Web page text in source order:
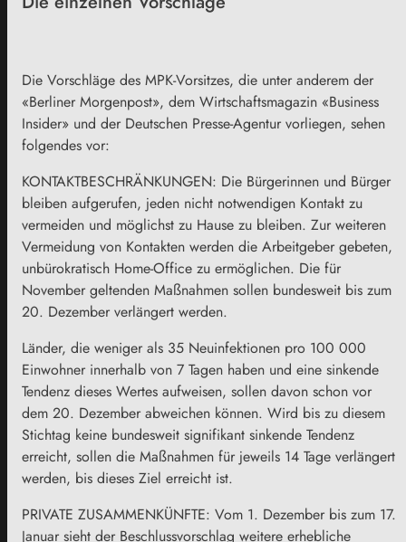
Die Vorschläge des MPK-Vorsitzes, die unter anderem der
«Berliner Morgenpost», dem Wirtschaftsmagazin «Business
Insider» und der Deutschen Presse-Agentur vorliegen, sehen
folgendes vor:
KONTAKTBESCHRÄNKUNGEN: Die Bürgerinnen und Bürger
bleiben aufgerufen, jeden nicht notwendigen Kontakt zu
vermeiden und möglichst zu Hause zu bleiben. Zur weiteren
Vermeidung von Kontakten werden die Arbeitgeber gebeten,
unbürokratisch Home-Office zu ermöglichen. Die für
November geltenden Maßnahmen sollen bundesweit bis zum
20. Dezember verlängert werden.
Länder, die weniger als 35 Neuinfektionen pro 100 000
Einwohner innerhalb von 7 Tagen haben und eine sinkende
Tendenz dieses Wertes aufweisen, sollen davon schon vor
dem 20. Dezember abweichen können. Wird bis zu diesem
Stichtag keine bundesweit signifikant sinkende Tendenz
erreicht, sollen die Maßnahmen für jeweils 14 Tage verlängert
werden, bis dieses Ziel erreicht ist.
PRIVATE ZUSAMMENKÜNFTE: Vom 1. Dezember bis zum 17.
Januar sieht der Beschlussvorschlag weitere erhebliche